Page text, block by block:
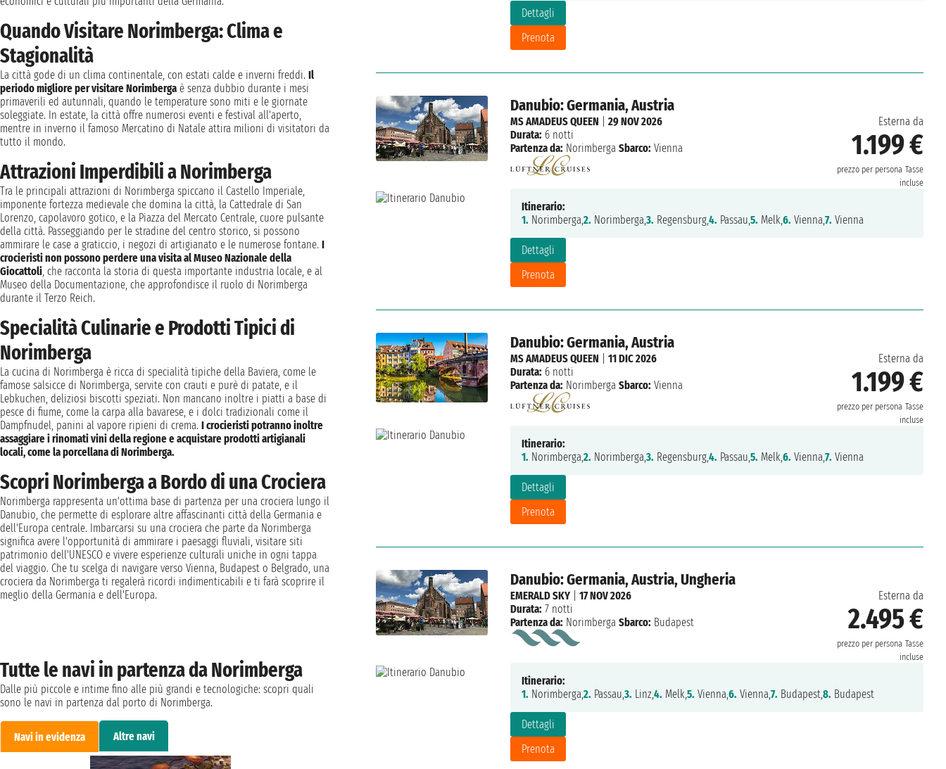
Dettagli
Prenota
Danubio: Germania, Austria
Esterna da
1.199 €
prezzo per persona Tasse
incluse
Dettagli
Prenota
MS AMADEUS QUEEN
29 NOV 2026
Durata: 6 notti
Partenza da: Norimberga Sbarco: Vienna
Itinerario:
1. Norimberga,2. Norimberga,3. Regensburg,4. Passau,5. Melk,6. Vienna,7. Vienna
Danubio: Germania, Austria
Esterna da
1.199 €
prezzo per persona Tasse
incluse
Dettagli
Prenota
MS AMADEUS QUEEN
11 DIC 2026
Durata: 6 notti
Partenza da: Norimberga Sbarco: Vienna
Itinerario:
1. Norimberga,2. Norimberga,3. Regensburg,4. Passau,5. Melk,6. Vienna,7. Vienna
Danubio: Germania, Austria, Ungheria
Esterna da
2.495 €
prezzo per persona Tasse
incluse
Dettagli
Prenota
EMERALD SKY| 17 NOV 2026
Durata: 7 notti
Partenza da: Norimberga Sbarco: Budapest
Itinerario:
1. Norimberga,2. Passau,3. Linz,4. Melk,5. Vienna,6. Vienna,7. Budapest,8. Budapest
Quando Visitare Norimberga: Clima e
Stagionalità
La città gode di un clima continentale, con estati calde e inverni freddi. Il
periodo migliore per visitare Norimberga è senza dubbio durante i mesi
primaverili ed autunnali, quando le temperature sono miti e le giornate
soleggiate. In estate, la città offre numerosi eventi e festival all'aperto,
mentre in inverno il famoso Mercatino di Natale attira milioni di visitatori da
tutto il mondo.
Attrazioni Imperdibili a Norimberga
Tra le principali attrazioni di Norimberga spiccano il Castello Imperiale,
imponente fortezza medievale che domina la città, la Cattedrale di San
Lorenzo, capolavoro gotico, e la Piazza del Mercato Centrale, cuore pulsante
della città. Passeggiando per le stradine del centro storico, si possono
ammirare le case a graticcio, i negozi di artigianato e le numerose fontane. I
crocieristi non possono perdere una visita al Museo Nazionale della
Giocattoli , che racconta la storia di questa importante industria locale, e al
Museo della Documentazione, che approfondisce il ruolo di Norimberga
durante il Terzo Reich.
Specialità Culinarie e Prodotti Tipici di
Norimberga
La cucina di Norimberga è ricca di specialità tipiche della Baviera, come le
famose salsicce di Norimberga, servite con crauti e purè di patate, e il
Lebkuchen, deliziosi biscotti speziati. Non mancano inoltre i piatti a base di
pesce di fiume, come la carpa alla bavarese, e i dolci tradizionali come il
Dampfnudel, panini al vapore ripieni di crema. I crocieristi potranno inoltre
assaggiare i rinomati vini della regione e acquistare prodotti artigianali
locali, come la porcellana di Norimberga.
Scopri Norimberga a Bordo di una Crociera
Norimberga rappresenta un'ottima base di partenza per una crociera lungo il
Danubio, che permette di esplorare altre affascinanti città della Germania e
dell'Europa centrale. Imbarcarsi su una crociera che parte da Norimberga
significa avere l'opportunità di ammirare i paesaggi fluviali, visitare siti
patrimonio dell'UNESCO e vivere esperienze culturali uniche in ogni tappa
del viaggio. Che tu scelga di navigare verso Vienna, Budapest o Belgrado, una
crociera da Norimberga ti regalerà ricordi indimenticabili e ti farà scoprire il
meglio della Germania e dell'Europa.
Tutte le navi in partenza da Norimberga
Dalle più piccole e intime fino alle più grandi e tecnologiche: scopri quali
sono le navi in partenza dal porto di Norimberga.
Navi in evidenza Altre navi